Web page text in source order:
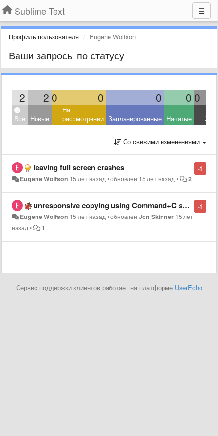
Sublime Text
Профиль пользователя Eugene Wolfson
Ваши запросы по статусу
2 2 0 0 0 0 0
Все Новые
На
рассмотрении Запланированные Начатые
Со свежими изменениями
-1
leaving full screen crashes
Eugene Wolfson 15 лет назад•обновлен 15 лет назад• 2
-1
unresponsive copying using Command+C shortcut in OS X
Eugene Wolfson 15 лет назад•обновленJon Skinner 15 лет
назад• 1
Сервис поддержки клиентов работает на платформе UserEcho